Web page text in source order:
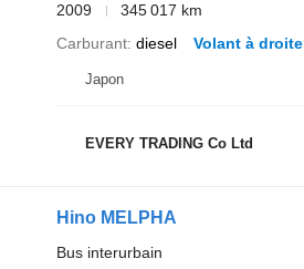
2009
345 017 km
Carburant diesel Volant à droite
Japon
EVERY TRADING Co Ltd
Hino MELPHA
Bus interurbain